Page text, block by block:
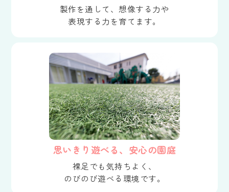
製作を通して、想像する力や
表現する力を育てます。
思いきり遊べる、安心の園庭
裸足でも気持ちよく、
のびのび遊べる環境です。